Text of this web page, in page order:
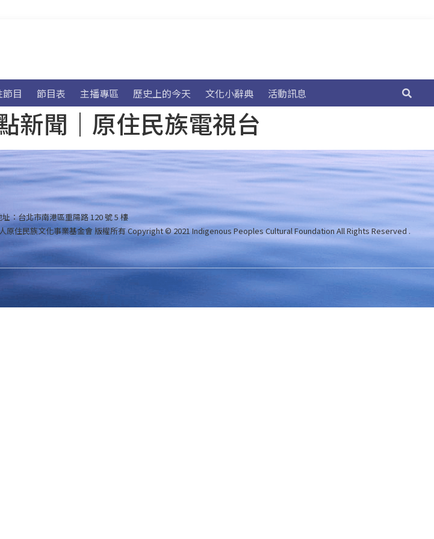
目 節目表 主播專區 歷史上的今天 文化小辭典 活動訊息
新聞｜原住民族電視台
址：台北市南港區重陽路 120 號 5 樓
原住民族文化事業基金會 版權所有Copyright © 2021 Indigenous Peoples Cultural Foundation All Rights Reserved .